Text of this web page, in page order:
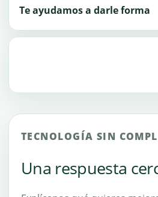
Te ayudamos a darle forma
TECNOLOGÍA SIN
Una respuesta